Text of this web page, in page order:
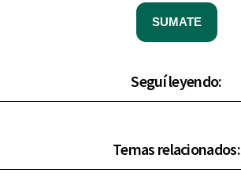
SUMATE
Seguí leyendo:
Temas relacionados: